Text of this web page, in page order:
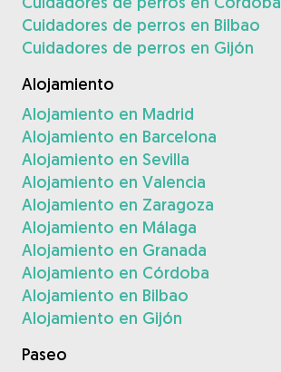
Cuidadores de perros en Bilbao
Cuidadores de perros en Gijón
Alojamiento
Alojamiento en Madrid
Alojamiento en Barcelona
Alojamiento en Sevilla
Alojamiento en Valencia
Alojamiento en Zaragoza
Alojamiento en Málaga
Alojamiento en Granada
Alojamiento en Córdoba
Alojamiento en Bilbao
Alojamiento en Gijón
Paseo